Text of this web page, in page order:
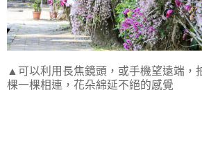
▲可以利用長焦鏡頭，或手機望遠端，
棵一棵相連，花朵綿延不絕的感覺